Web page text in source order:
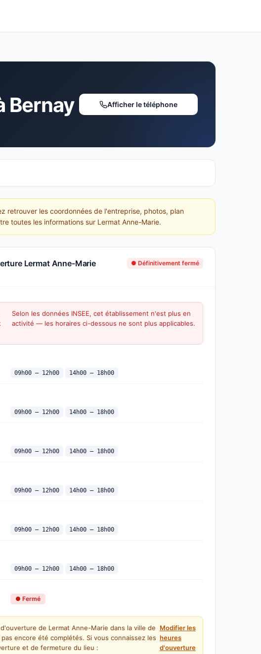
Bernay Afficher le téléphone
retrouver les coordonnées de l'entreprise, photos, plan
toutes les informations sur Lermat Anne-Marie.
Lermat Anne-Marie ● Définitivement fermé
Selon les données INSEE, cet établissement n'est plus en
activité — les horaires ci-dessous ne sont plus applicables.
09h00 — 12h00 14h00 — 18h00
09h00 — 12h00 14h00 — 18h00
09h00 — 12h00 14h00 — 18h00
09h00 — 12h00 14h00 — 18h00
09h00 — 12h00 14h00 — 18h00
09h00 — 12h00 14h00 — 18h00
● Fermé
de Lermat Anne-Marie dans la ville de
encore été complétés. Si vous connaissez les
et de fermeture du lieu :
Modifier les
heures
d'ouverture